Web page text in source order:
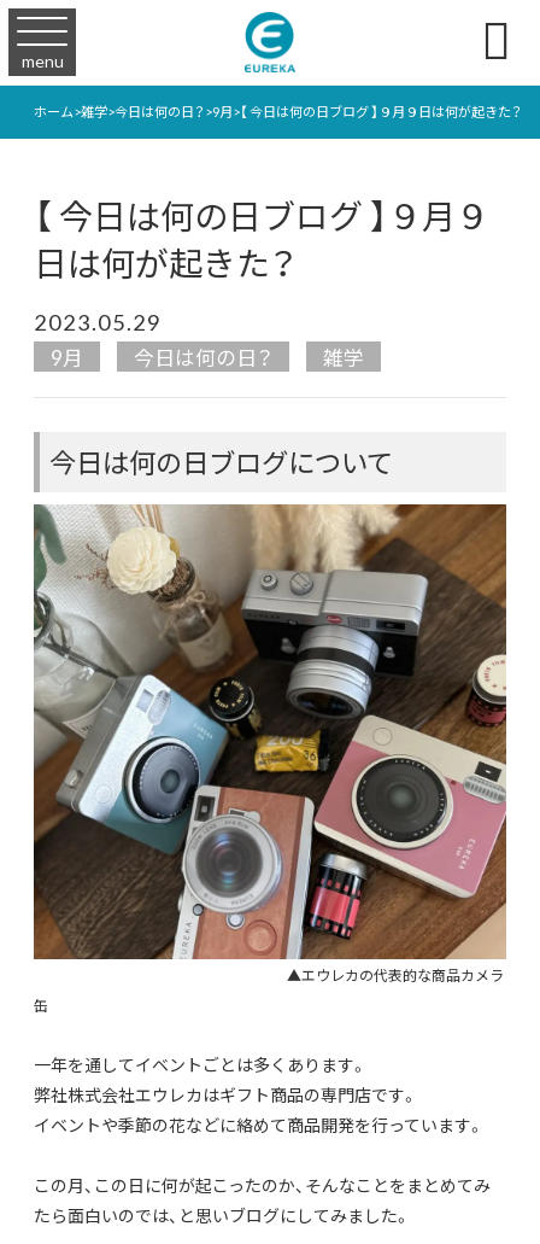
menu 
ホーム>雑学>今日は何の日？>9月>【 今日は何の日ブログ 】９月９日は何が起きた？
【 今日は何の日ブログ 】９月９
日は何が起きた？
2023.05.29
9月 今日は何の日？ 雑学
今日は何の日ブログについて
▲エウレカの代表的な商品カメラ
缶
一年を通してイベントごとは多くあります。
弊社株式会社エウレカはギフト商品の専門店です。
イベントや季節の花などに絡めて商品開発を行っています。
この月、この日に何が起こったのか、そんなことをまとめてみ
たら面白いのでは、と思いブログにしてみました。